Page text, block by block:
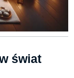
świat